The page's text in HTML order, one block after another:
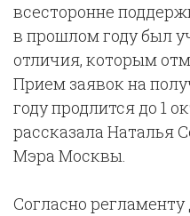
всесторонне
в прошлом году был
отличия, которым
Прием заявок на
году продлится до 1
рассказала Наталья
Мэра Москвы.
Согласно